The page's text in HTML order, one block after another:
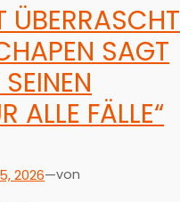
ÜBERRASCHT
SAGT
ALLE FÄLLE“
2026—von